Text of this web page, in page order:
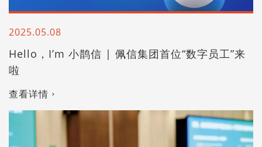
2025.05.08
Hello，I’m 小鹊信 | 佩信集团首位“数字员工”来
啦
查看详情